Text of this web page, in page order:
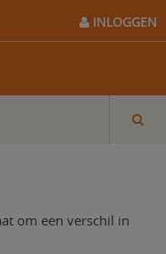
INLOGGEN
om een verschil in